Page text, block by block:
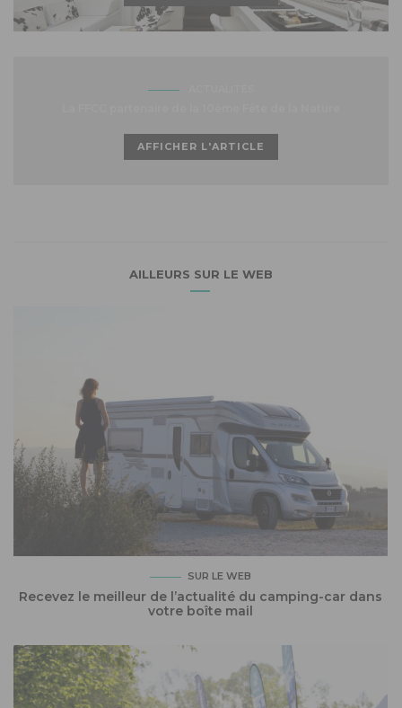
AFFICHER L'ARTICLE
AILLEURS SUR LE WEB
SUR LE WEB
Recevez le meilleur de l’actualité du camping-car dans
votre boîte mail